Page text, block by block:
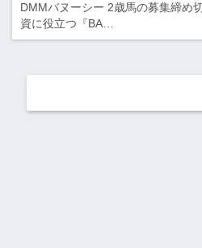
DMMバヌーシー 2歳馬の募集締め
資に役立つ『BA…